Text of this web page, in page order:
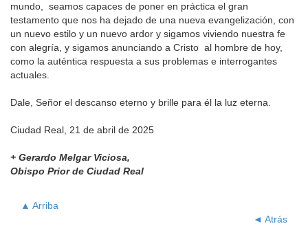
mundo, seamos capaces de poner en práctica el gran
testamento que nos ha dejado de una nueva evangelización, con
un nuevo estilo y un nuevo ardor y sigamos viviendo nuestra fe
con alegría, y sigamos anunciando a Cristo al hombre de hoy,
como la auténtica respuesta a sus problemas e interrogantes
actuales.
Dale, Señor el descanso eterno y brille para él la luz eterna.
Ciudad Real, 21 de abril de 2025
+ Gerardo Melgar Viciosa,
Obispo Prior de Ciudad Real
▲ Arriba
◄ Atrás